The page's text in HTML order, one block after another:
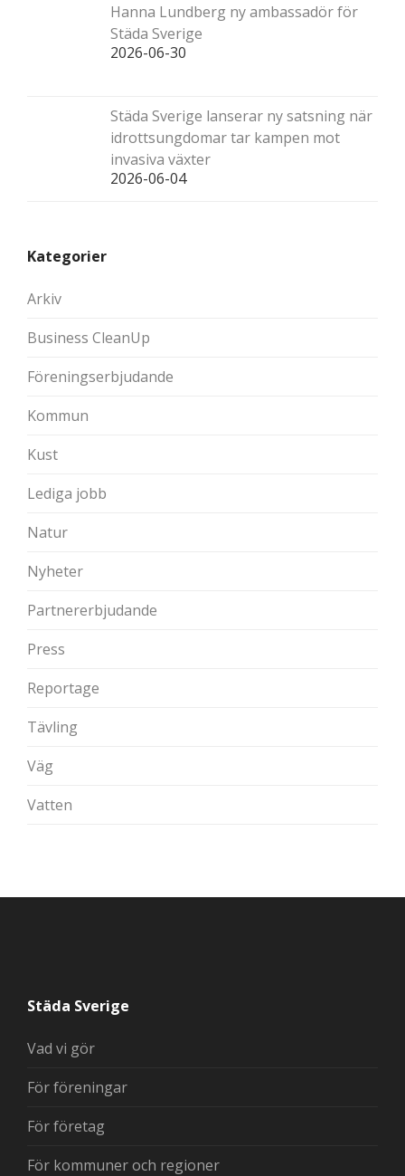
Hanna Lundberg ny ambassadör för
Städa Sverige
2026-06-30
Städa Sverige lanserar ny satsning när
idrottsungdomar tar kampen mot
invasiva växter
2026-06-04
Kategorier
Arkiv
Business CleanUp
Föreningserbjudande
Kommun
Kust
Lediga jobb
Natur
Nyheter
Partnererbjudande
Press
Reportage
Tävling
Väg
Vatten
Städa Sverige
Vad vi gör
För föreningar
För företag
För kommuner och regioner